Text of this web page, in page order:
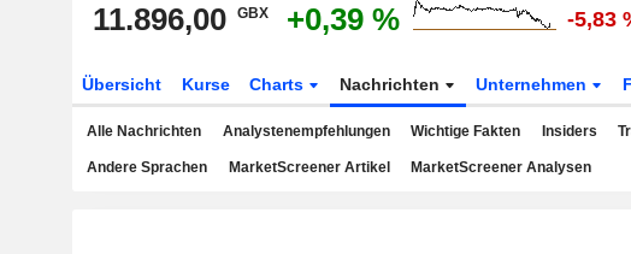
11.896,00 GBX +0,39 % -5,83
Übersicht Kurse Charts Nachrichten Unternehmen
Alle Nachrichten Analystenempfehlungen Wichtige Fakten Insiders
Andere Sprachen MarketScreener Artikel MarketScreener Analysen